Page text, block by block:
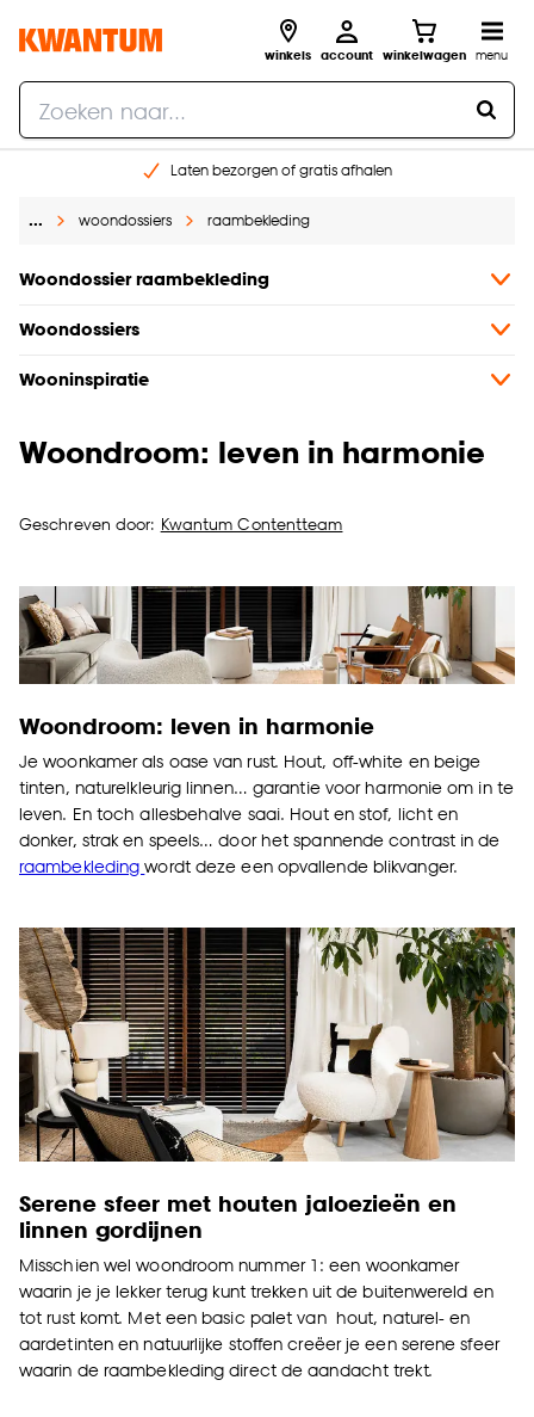
winkels account winkelwagen menu
Laten bezorgen of gratis afhalen
Gratis raam advies en opmeten aan huis
… woondossiers raambekleding
Woondossier raambekleding
Woondossiers
Wooninspiratie
Woondroom: leven in harmonie
Geschreven door: Kwantum Contentteam
Woondroom: leven in harmonie
Je woonkamer als oase van rust. Hout, off-white en beige
tinten, naturelkleurig linnen… garantie voor harmonie om in te
leven. En toch allesbehalve saai. Hout en stof, licht en
donker, strak en speels… door het spannende contrast in de
raambekledingwordt deze een opvallende blikvanger.
Serene sfeer met houten jaloezieën en
linnen gordijnen
Misschien wel woondroom nummer 1: een woonkamer
waarin je je lekker terug kunt trekken uit de buitenwereld en
tot rust komt. Met een basic palet van hout, naturel- en
aardetinten en natuurlijke stoffen creëer je een serene sfeer
waarin de raambekleding direct de aandacht trekt.